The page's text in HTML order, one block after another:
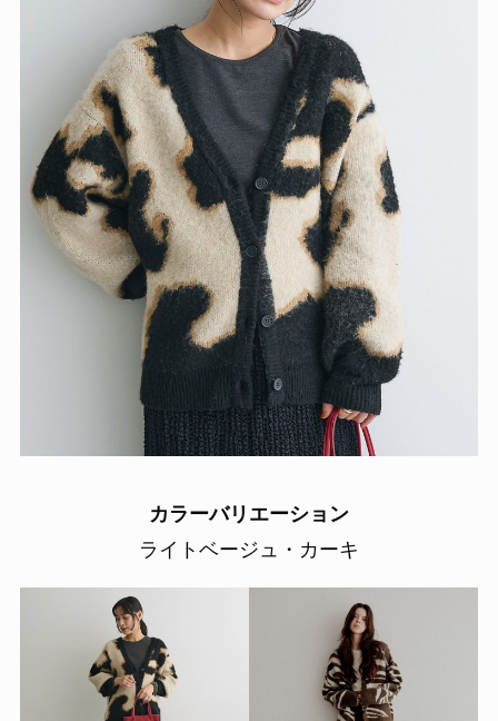
カラーバリエーション
ライトベージュ・カーキ